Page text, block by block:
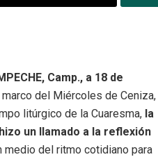
Camp., a 18 de
marco del Miércoles de Ceniza,
litúrgico de la Cuaresma, la
un llamado a la reflexión
medio del ritmo cotidiano para